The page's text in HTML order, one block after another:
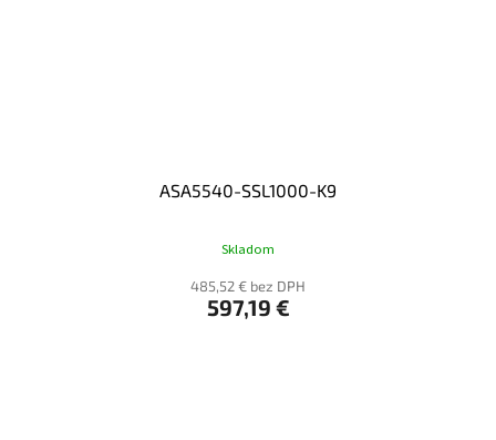
ASA5540-SSL1000-K9
Skladom
485,52 € bez DPH
597,19 €